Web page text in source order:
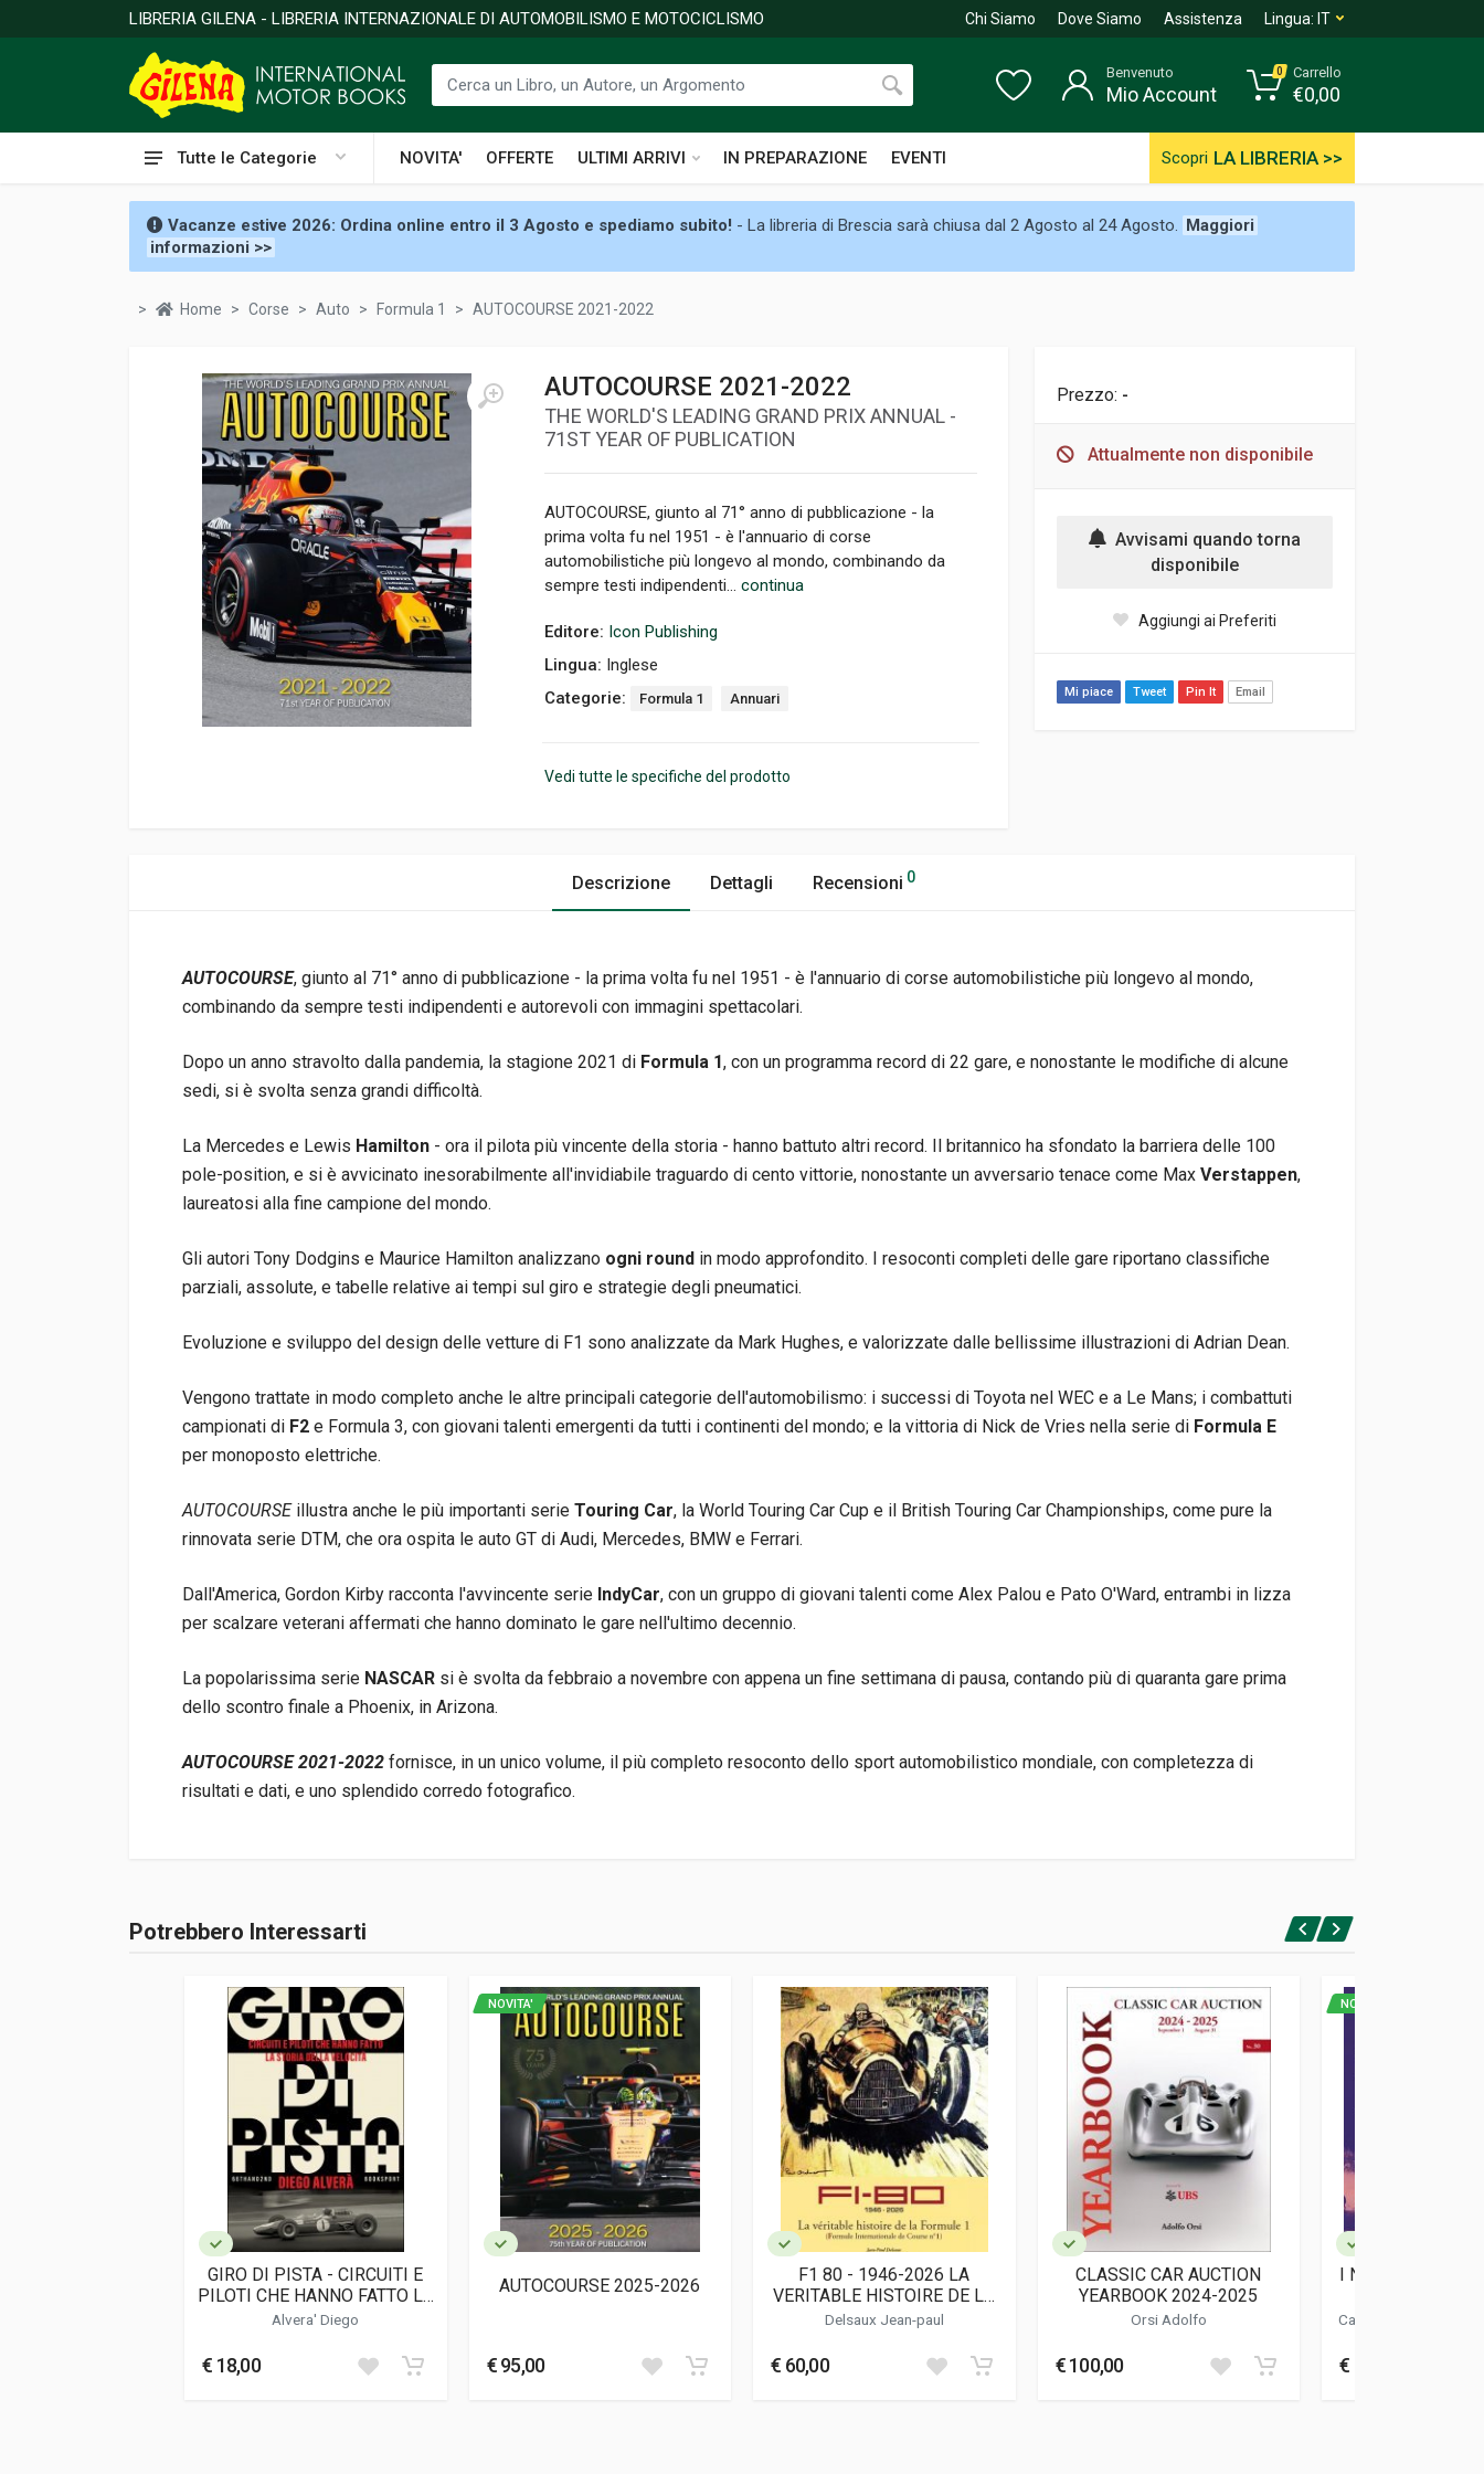
LIBRERIA GILENA - LIBRERIA INTERNAZIONALE DI AUTOMOBILISMO E MOTOCICLISMO Chi Siamo Dove Siamo Assistenza Lingua: IT
Tutte le Categorie NOVITA' OFFERTE ULTIMI ARRIVI IN PREPARAZIONE EVENTI Scopri LA LIBRERIA >>
Benvenuto
Mio Account
0 Carrello
€0,00
Vacanze estive 2026: Ordina online entro il 3 Agosto e spediamo subito! - La libreria di Brescia sarà chiusa dal 2 Agosto al 24 Agosto. Maggiori
informazioni >>
Home Corse Auto Formula 1 AUTOCOURSE 2021-2022
AUTOCOURSE 2021-2022
THE WORLD'S LEADING GRAND PRIX ANNUAL -
71ST YEAR OF PUBLICATION
AUTOCOURSE, giunto al 71° anno di pubblicazione - la
prima volta fu nel 1951 - è l'annuario di corse
automobilistiche più longevo al mondo, combinando da
sempre testi indipendenti... continua
Editore: Icon Publishing
Lingua: Inglese
Categorie:
Formula 1 Annuari
Vedi tutte le specifiche del prodotto
Prezzo: -
Attualmente non disponibile
Avvisami quando torna
disponibile
Aggiungi ai Preferiti
Mi piace Tweet Pin It Email
Descrizione Dettagli Recensioni 0
AUTOCOURSE, giunto al 71° anno di pubblicazione - la prima volta fu nel 1951 - è l'annuario di corse automobilistiche più longevo al mondo,
combinando da sempre testi indipendenti e autorevoli con immagini spettacolari.
Dopo un anno stravolto dalla pandemia, la stagione 2021 di Formula 1, con un programma record di 22 gare, e nonostante le modifiche di alcune
sedi, si è svolta senza grandi difficoltà.
La Mercedes e Lewis Hamilton - ora il pilota più vincente della storia - hanno battuto altri record. Il britannico ha sfondato la barriera delle 100
pole-position, e si è avvicinato inesorabilmente all'invidiabile traguardo di cento vittorie, nonostante un avversario tenace come Max Verstappen,
laureatosi alla fine campione del mondo.
Gli autori Tony Dodgins e Maurice Hamilton analizzano ogni round in modo approfondito. I resoconti completi delle gare riportano classifiche
parziali, assolute, e tabelle relative ai tempi sul giro e strategie degli pneumatici.
Evoluzione e sviluppo del design delle vetture di F1 sono analizzate da Mark Hughes, e valorizzate dalle bellissime illustrazioni di Adrian Dean.
Vengono trattate in modo completo anche le altre principali categorie dell'automobilismo: i successi di Toyota nel WEC e a Le Mans; i combattuti
campionati di F2 e Formula 3, con giovani talenti emergenti da tutti i continenti del mondo; e la vittoria di Nick de Vries nella serie di Formula E
per monoposto elettriche.
AUTOCOURSE illustra anche le più importanti serie Touring Car, la World Touring Car Cup e il British Touring Car Championships, come pure la
rinnovata serie DTM, che ora ospita le auto GT di Audi, Mercedes, BMW e Ferrari.
Dall'America, Gordon Kirby racconta l'avvincente serie IndyCar, con un gruppo di giovani talenti come Alex Palou e Pato O'Ward, entrambi in lizza
per scalzare veterani affermati che hanno dominato le gare nell'ultimo decennio.
La popolarissima serie NASCAR si è svolta da febbraio a novembre con appena un fine settimana di pausa, contando più di quaranta gare prima
dello scontro finale a Phoenix, in Arizona.
AUTOCOURSE 2021-2022 fornisce, in un unico volume, il più completo resoconto dello sport automobilistico mondiale, con completezza di
risultati e dati, e uno splendido corredo fotografico.
9781910584460
Icon Publishing
25 x 32 x 3,5 cm
Informazioni aggiuntive
Genere o Collana Annuario
Accedi o registrati
Potrebbero Interessarti
GIRO DI PISTA - CIRCUITI E
PILOTI CHE HANNO FATTO LA
STORIA DELLA VELOCIT·
Alvera' Diego
€ 18,00
NOVITA'
AUTOCOURSE 2025-2026
€ 95,00
F1 80 - 1946-2026 LA
VERITABLE HISTOIRE DE LA
FORMULE 1
Delsaux Jean-paul
€ 60,00
CLASSIC CAR AUCTION
YEARBOOK 2024-2025
Orsi Adolfo
€ 100,00
NOVITA'
I NEMICI DEL
Cavicchi Carlo
€ 39,00